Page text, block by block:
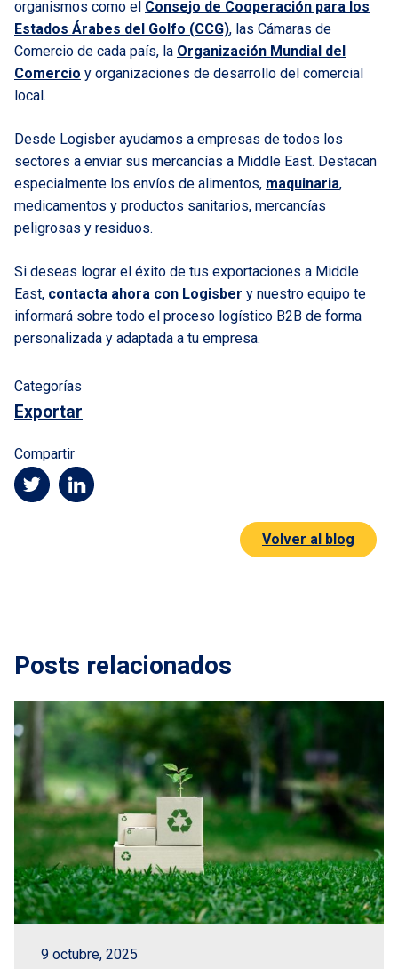
internacional
de aduanas
organismos como el Consejo de Cooperación para los
Estados Árabes del Golfo (CCG), las Cámaras de
Comercio de cada país, la Organización Mundial del
Comercio y organizaciones de desarrollo del comercial
local.
Desde Logisber ayudamos a empresas de todos los
sectores a enviar sus mercancías a Middle East. Destacan
especialmente los envíos de alimentos, maquinaria,
medicamentos y productos sanitarios, mercancías
peligrosas y residuos.
Si deseas lograr el éxito de tus exportaciones a Middle
East, contacta ahora con Logisber y nuestro equipo te
informará sobre todo el proceso logístico B2B de forma
personalizada y adaptada a tu empresa.
Categorías
Exportar
Compartir
Volver al blog
Posts relacionados
9 octubre, 2025